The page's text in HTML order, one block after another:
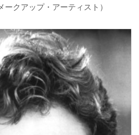
クアップ・アーティスト）